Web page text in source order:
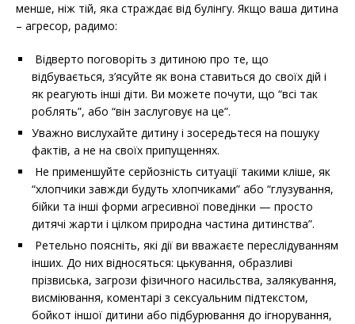
менше, ніж тій, яка страждає від булінгу. Якщо ваша дитина
– агресор, радимо:
Відверто поговоріть з дитиною про те, що
відбувається, з’ясуйте як вона ставиться до своїх дій і
як реагують інші діти. Ви можете почути, що “всі так
роблять”, або “він заслуговує на це”.
Уважно вислухайте дитину і зосередьтеся на пошуку
фактів, а не на своїх припущеннях.
Не применшуйте серйозність ситуації такими кліше, як
“хлопчики завжди будуть хлопчиками” або “глузування,
бійки та інші форми агресивної поведінки — просто
дитячі жарти і цілком природна частина дитинства”.
Ретельно поясніть, які дії ви вважаєте переслідуванням
інших. До них відносяться: цькування, образливі
прізвиська, загрози фізичного насильства, залякування,
висміювання, коментарі з сексуальним підтекстом,
бойкот іншої дитини або підбурювання до ігнорування,